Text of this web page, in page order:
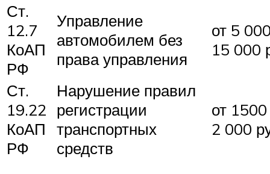
Ст.
12.7
КоАП
РФ
Управление
автомобилем без
права управления
от 5
15 000
Ст.
19.22
КоАП
РФ
Нарушение правил
регистрации
транспортных
средств
от
2 000